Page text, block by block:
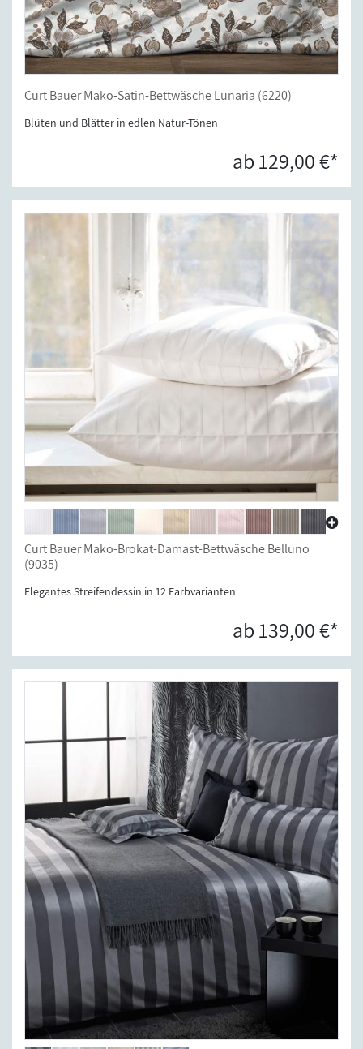
Curt Bauer Mako-Satin-Bettwäsche Lunaria (6220)
Blüten und Blätter in edlen Natur-Tönen
ab 129,00 €*
Curt Bauer Mako-Brokat-Damast-Bettwäsche Belluno
(9035)
Elegantes Streifendessin in 12 Farbvarianten
ab 139,00 €*